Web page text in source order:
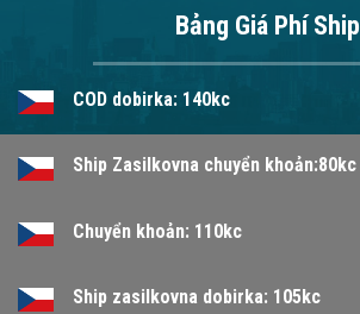
Bảng Giá Phí Ship
COD dobirka: 140kc
Ship Zasilkovna chuyển khoản:80kc
Chuyển khoản: 110kc
Ship zasilkovna dobirka: 105kc